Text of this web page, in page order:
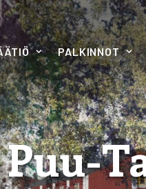
PALKINNOT